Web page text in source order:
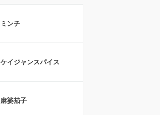
ミンチ
ケイジャンスパイス
麻婆茄子